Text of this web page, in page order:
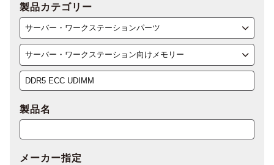
製品カテゴリー
製品名
メーカー指定